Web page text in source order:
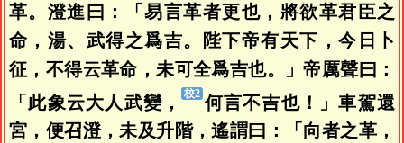
革。澄進曰：「易言革者更也，將欲革君臣之
命，湯、武得之爲吉。陛下帝有天下，今日卜
征，不得云革命，未可全爲吉也。」帝厲聲曰：
「此象云大人武變，
何言不吉也！」車駕還
宮，便召澄，未及升階，遙謂曰：「向者之革，